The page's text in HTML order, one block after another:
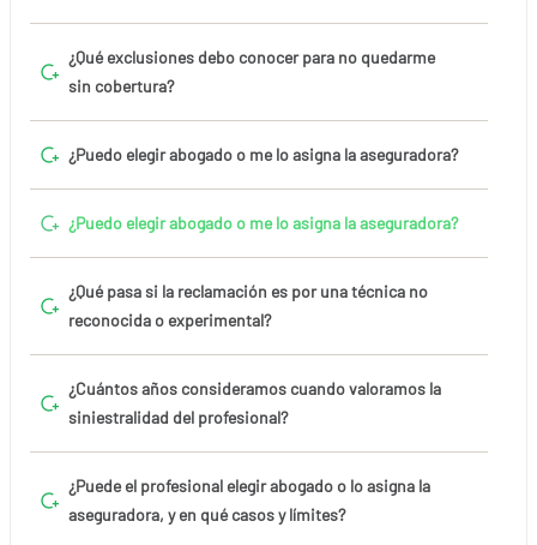
¿Qué exclusiones debo conocer para no quedarme
sin cobertura?
¿Puedo elegir abogado o me lo asigna la aseguradora?
¿Puedo elegir abogado o me lo asigna la aseguradora?
¿Qué pasa si la reclamación es por una técnica no
reconocida o experimental?
¿Cuántos años consideramos cuando valoramos la
siniestralidad del profesional?
¿Puede el profesional elegir abogado o lo asigna la
aseguradora, y en qué casos y límites?